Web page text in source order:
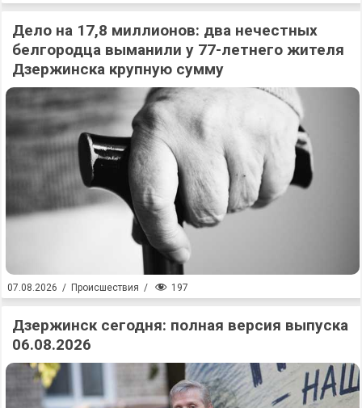
Дело на 17,8 миллионов: два нечестных
белгородца выманили у 77-летнего жителя
Дзержинска крупную сумму
07.08.2026 / Происшествия / 197
Дзержинск сегодня: полная версия выпуска
06.08.2026